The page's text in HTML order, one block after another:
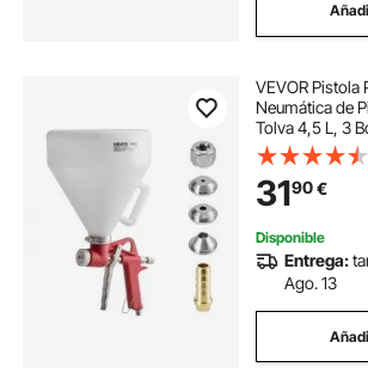
VEVOR Pistola
Neumática de
Tolva 4,5 L, 3
mm y 8 mm,
para Texturas
Derribo y
3190€
Disponible
Entrega:
Ago. 13